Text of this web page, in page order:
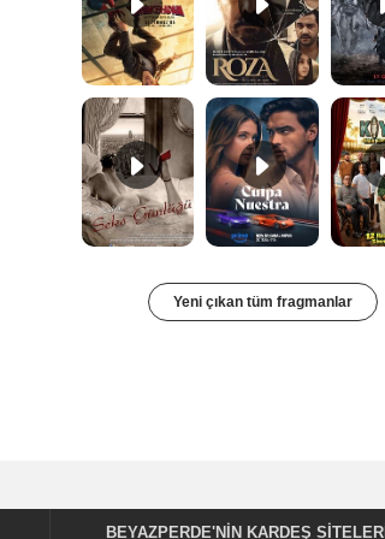
Bir Kadının Seks Günlüğü Orijinal Fragman Culpa nuestra Teaser
Yeni çıkan tüm fragmanlar
BEYAZPERDE'NIN KARDEŞ SİTELERİ